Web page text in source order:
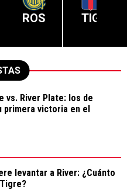
ROS TIG
vs. River Plate: los de
primera victoria en el
levantar a River: ¿Cuánto